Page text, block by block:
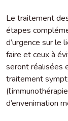
Le traitement
étapes
d’urgence sur le
faire et ceux à
seront réalisées
traitement
d’envenimation